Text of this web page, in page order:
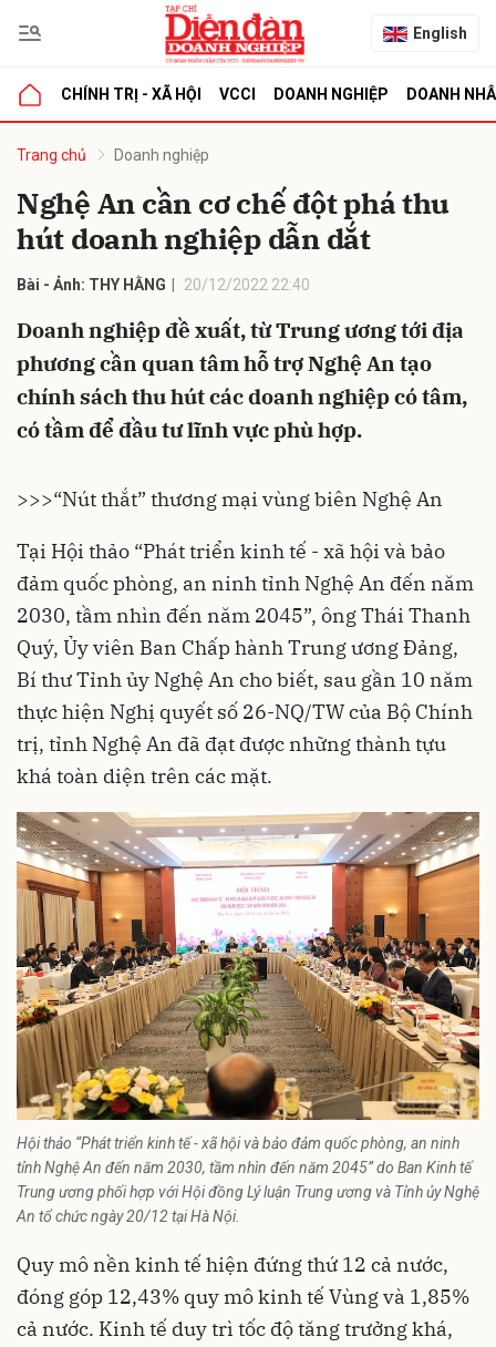
English
CHÍNH TRỊ - XÃ HỘI VCCI DOANH NGHIỆP DOANH
Trang chủ Doanh nghiệp
Nghệ An cần cơ chế đột phá thu
hút doanh nghiệp dẫn dắt
Bài - Ảnh: THY HẰNG 20/12/2022 22:40
Doanh nghiệp đề xuất, từ Trung ương tới địa
phương cần quan tâm hỗ trợ Nghệ An tạo
chính sách thu hút các doanh nghiệp có tâm,
có tầm để đầu tư lĩnh vực phù hợp.
>>>“Nút thắt” thương mại vùng biên Nghệ An
Tại Hội thảo “Phát triển kinh tế - xã hội và bảo
đảm quốc phòng, an ninh tỉnh Nghệ An đến năm
2030, tầm nhìn đến năm 2045”, ông Thái Thanh
Quý, Ủy viên Ban Chấp hành Trung ương Đảng,
Bí thư Tỉnh ủy Nghệ An cho biết, sau gần 10 năm
thực hiện Nghị quyết số 26-NQ/TW của Bộ Chính
trị, tỉnh Nghệ An đã đạt được những thành tựu
khá toàn diện trên các mặt.
Hội thảo “Phát triển kinh tế - xã hội và bảo đảm quốc phòng, an ninh
tỉnh Nghệ An đến năm 2030, tầm nhìn đến năm 2045” do Ban Kinh tế
Trung ương phối hợp với Hội đồng Lý luận Trung ương và Tỉnh ủy Nghệ
An tổ chức ngày 20/12 tại Hà Nội.
Quy mô nền kinh tế hiện đứng thứ 12 cả nước,
đóng góp 12,43% quy mô kinh tế Vùng và 1,85%
cả nước. Kinh tế duy trì tốc độ tăng trưởng khá,
luận
Hủy